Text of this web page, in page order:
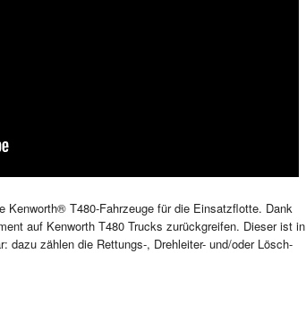
Kenworth® T480-Fahrzeuge für die Einsatzflotte. Dank
auf Kenworth T480 Trucks zurückgreifen. Dieser ist in
dazu zählen die Rettungs-, Drehleiter- und/oder Lösch-